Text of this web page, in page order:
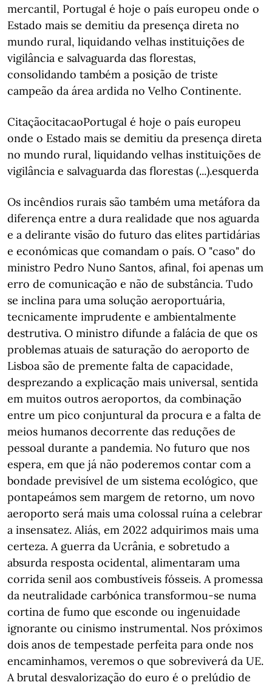
mercantil, Portugal é hoje o país europeu onde o
Estado mais se demitiu da presença direta no
mundo rural, liquidando velhas instituições de
vigilância e salvaguarda das florestas,
consolidando também a posição de triste
campeão da área ardida no Velho Continente.
CitaçãocitacaoPortugal é hoje o país europeu
onde o Estado mais se demitiu da presença direta
no mundo rural, liquidando velhas instituições de
vigilância e salvaguarda das florestas (...).esquerda
Os incêndios rurais são também uma metáfora da
diferença entre a dura realidade que nos aguarda
e a delirante visão do futuro das elites partidárias
e económicas que comandam o país. O "caso" do
ministro Pedro Nuno Santos, afinal, foi apenas um
erro de comunicação e não de substância. Tudo
se inclina para uma solução aeroportuária,
tecnicamente imprudente e ambientalmente
destrutiva. O ministro difunde a falácia de que os
problemas atuais de saturação do aeroporto de
Lisboa são de premente falta de capacidade,
desprezando a explicação mais universal, sentida
em muitos outros aeroportos, da combinação
entre um pico conjuntural da procura e a falta de
meios humanos decorrente das reduções de
pessoal durante a pandemia. No futuro que nos
espera, em que já não poderemos contar com a
bondade previsível de um sistema ecológico, que
pontapeámos sem margem de retorno, um novo
aeroporto será mais uma colossal ruína a celebrar
a insensatez. Aliás, em 2022 adquirimos mais uma
certeza. A guerra da Ucrânia, e sobretudo a
absurda resposta ocidental, alimentaram uma
corrida senil aos combustíveis fósseis. A promessa
da neutralidade carbónica transformou-se numa
cortina de fumo que esconde ou ingenuidade
ignorante ou cinismo instrumental. Nos próximos
dois anos de tempestade perfeita para onde nos
encaminhamos, veremos o que sobreviverá da UE.
A brutal desvalorização do euro é o prelúdio de